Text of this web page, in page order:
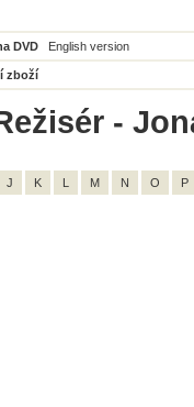
DVD English version
zboží
-
J K L M N O P